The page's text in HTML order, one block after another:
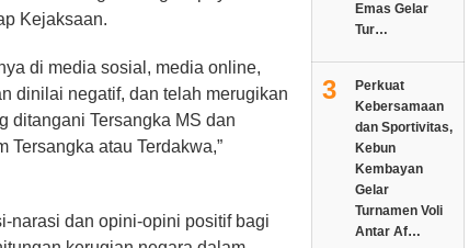
Kejaksaan.
di media sosial, media online,
dinilai negatif, dan telah merugikan
ditangani Tersangka MS dan
Tersangka atau Terdakwa,”
narasi dan opini-opini positif bagi
Emas Gelar
Tur…
3
Perkuat
Kebersamaan
dan Sportivitas,
Kebun
Kembayan
Gelar
Turnamen Voli
Antar Af…